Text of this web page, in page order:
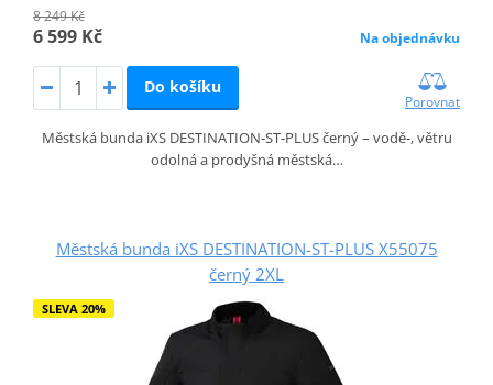
8 249 Kč
6 599 Kč Na objednávku
Do košíku
Porovnat
Městská bunda iXS DESTINATION‑ST‑PLUS černý – vodě‑, větru
odolná a prodyšná městská…
Městská bunda iXS DESTINATION-ST-PLUS X55075
černý 2XL
SLEVA 20%